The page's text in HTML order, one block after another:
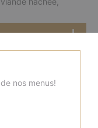
poulet, pommes
nos menus!